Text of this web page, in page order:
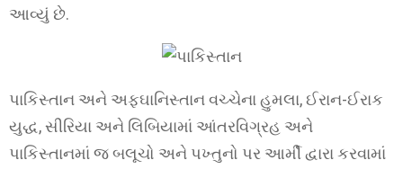
આવ્યું છે.
પાકિસ્તાન અને અફઘાનિસ્તાન વચ્ચેના હુમલા, ઈરાન-ઈરાક
યુદ્ધ, સીરિયા અને લિબિયામાં આંતરવિગ્રહ અને
પાકિસ્તાનમાં જ બલૂચો અને પખ્તુનો પર આર્મી દ્વારા કરવામાં